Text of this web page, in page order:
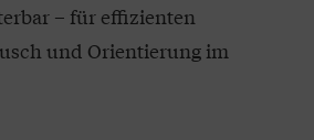
– für effizienten
und Orientierung im